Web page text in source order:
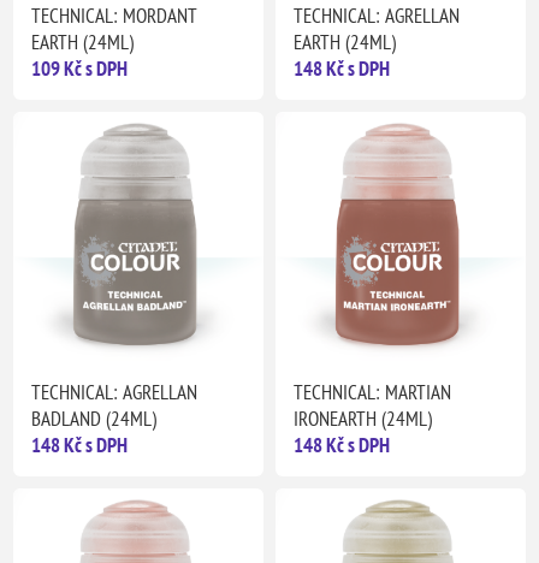
TECHNICAL: MORDANT
EARTH (24ML)
109 Kč s DPH
TECHNICAL: AGRELLAN
EARTH (24ML)
148 Kč s DPH
TECHNICAL: AGRELLAN
BADLAND (24ML)
148 Kč s DPH
TECHNICAL: MARTIAN
IRONEARTH (24ML)
148 Kč s DPH